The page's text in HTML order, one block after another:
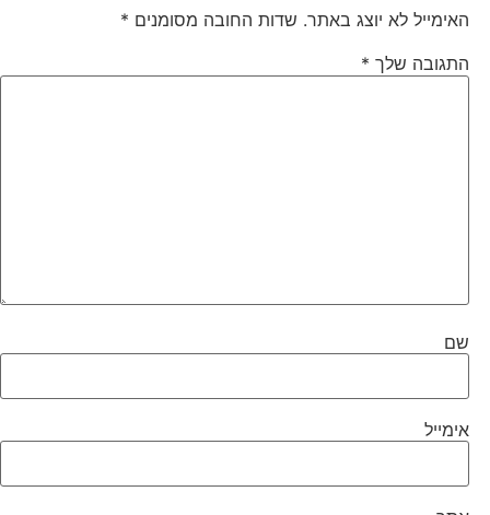
האימייל לא יוצג באתר. שדות החובה מסומנים *
התגובה שלך *
שם
אימייל